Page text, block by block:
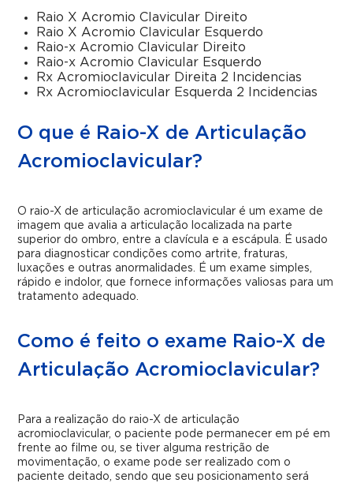
Raio X Acromio Clavicular Direito
Raio X Acromio Clavicular Esquerdo
Raio-x Acromio Clavicular Direito
Raio-x Acromio Clavicular Esquerdo
Rx Acromioclavicular Direita 2 Incidencias
Rx Acromioclavicular Esquerda 2 Incidencias
O que é Raio-X de Articulação
Acromioclavicular?
O raio-X de articulação acromioclavicular é um exame de
imagem que avalia a articulação localizada na parte
superior do ombro, entre a clavícula e a escápula. É usado
para diagnosticar condições como artrite, fraturas,
luxações e outras anormalidades. É um exame simples,
rápido e indolor, que fornece informações valiosas para um
tratamento adequado.
Como é feito o exame Raio-X de
Articulação Acromioclavicular?
Para a realização do raio-X de articulação
acromioclavicular, o paciente pode permanecer em pé em
frente ao filme ou, se tiver alguma restrição de
movimentação, o exame pode ser realizado com o
paciente deitado, sendo que seu posicionamento será